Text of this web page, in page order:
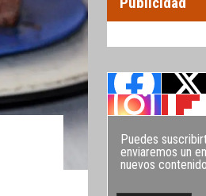
Puedes
enviaremos un
nuevos